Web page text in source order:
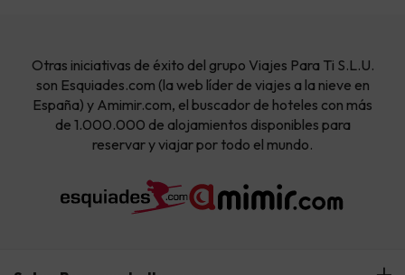
Otras iniciativas de éxito del grupo Viajes Para Ti S.L.U.
son Esquiades.com (la web líder de viajes a la nieve en
España) y Amimir.com, el buscador de hoteles con más
de 1.000.000 de alojamientos disponibles para
reservar y viajar por todo el mundo.